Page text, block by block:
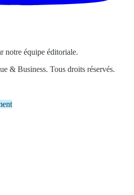
notre équipe éditoriale.
& Business. Tous droits réservés.